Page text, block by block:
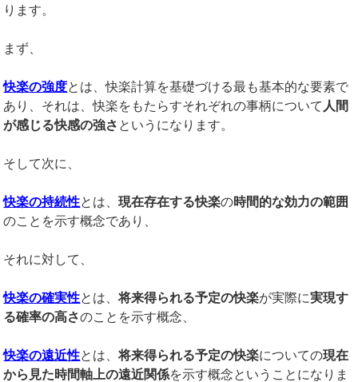
ります。
まず、
快楽の強度とは、快楽計算を基礎づける最も基本的な要素で
あり、それは、快楽をもたらすそれぞれの事柄について 人間
が感じる快感の強さ というになります。
そして次に、
快楽の持続性とは、現在存在する快楽の時間的な効力の範囲
のことを示す概念であり、
それに対して、
快楽の確実性とは、将来得られる予定の快楽が実際に実現す
る確率の高さのことを示す概念、
快楽の遠近性とは、将来得られる予定の快楽についての現在
から見た時間軸上の遠近関係を示す概念ということになりま